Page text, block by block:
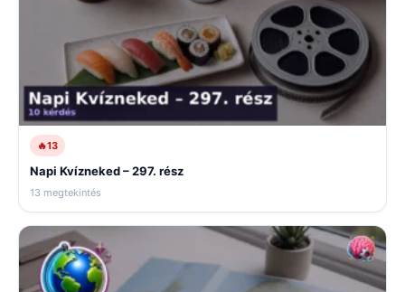
🔥13
Napi Kvízneked – 297. rész
13 megtekintés